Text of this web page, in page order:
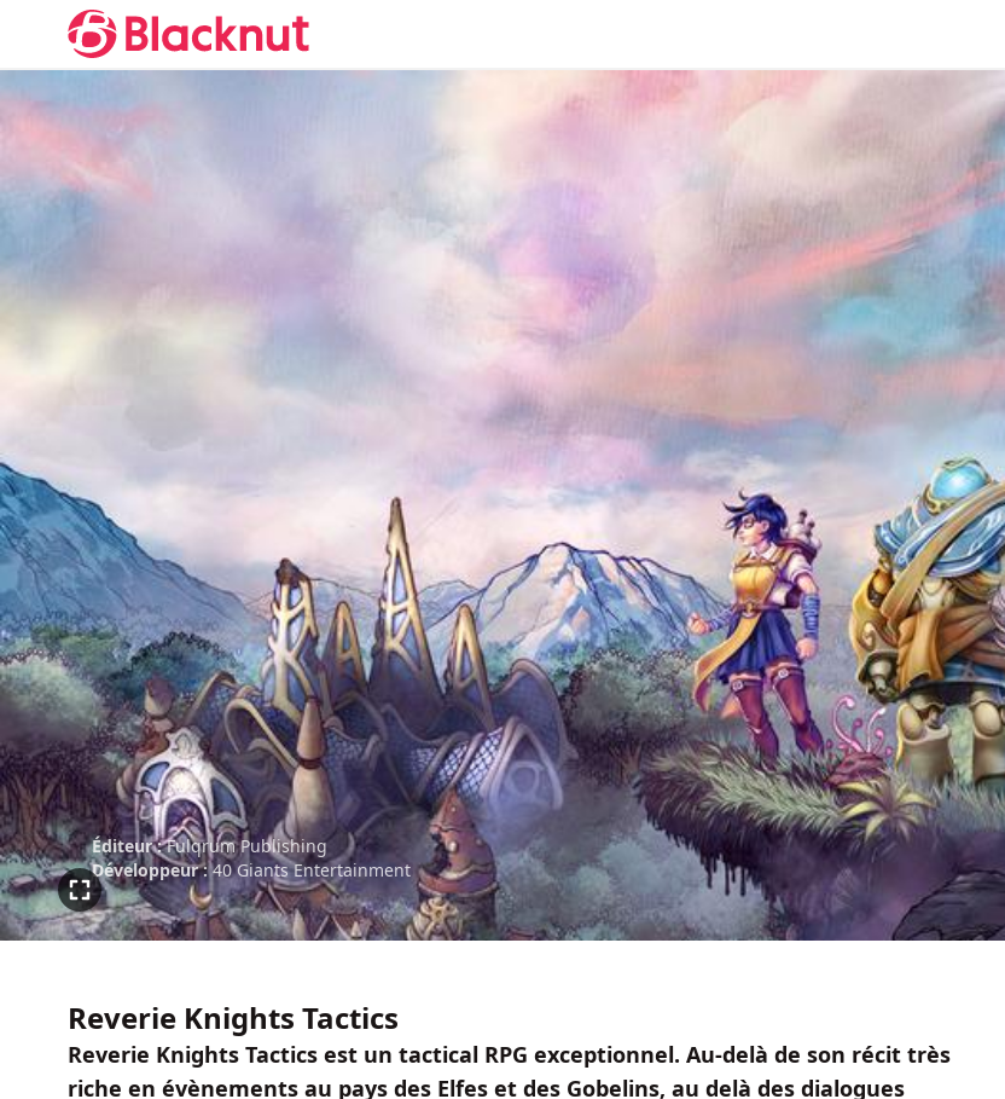
Éditeur : Fulqrum Publishing
Développeur : 40 Giants Entertainment
Reverie Knights Tactics
Reverie Knights Tactics est un tactical RPG exceptionnel. Au-delà de son récit très
riche en évènements au pays des Elfes et des Gobelins, au delà des dialogues